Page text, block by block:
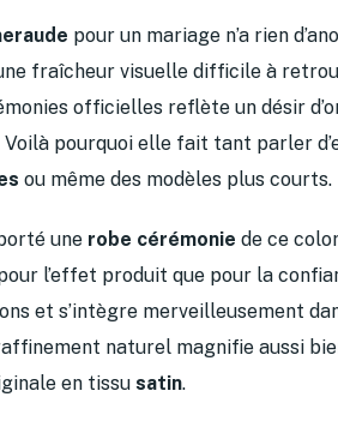
pour un mariage n’a rien
fraîcheur visuelle difficile à
officielles reflète un désir
pourquoi elle fait tant parler
ou même des modèles plus courts.
une robe cérémonie de ce
l’effet produit que pour la
et s’intègre merveilleusement
naturel magnifie aussi
en tissu satin.